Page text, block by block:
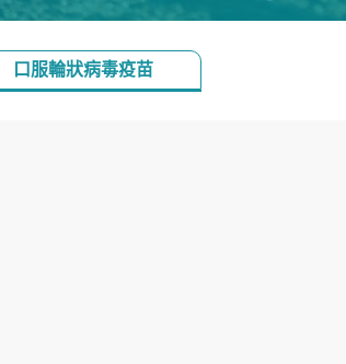
口服輪狀病毒疫苗